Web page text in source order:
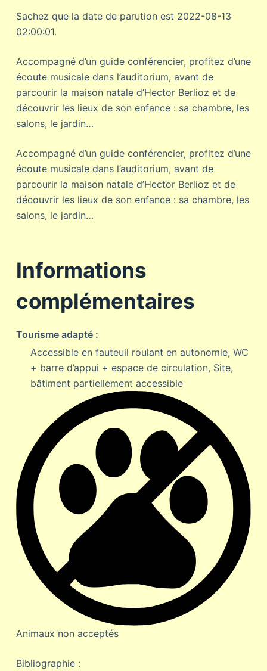
Sachez que la date de parution est 2022-08-13
02:00:01.
Accompagné d’un guide conférencier, profitez d’une
écoute musicale dans l’auditorium, avant de
parcourir la maison natale d’Hector Berlioz et de
découvrir les lieux de son enfance : sa chambre, les
salons, le jardin…
Accompagné d’un guide conférencier, profitez d’une
écoute musicale dans l’auditorium, avant de
parcourir la maison natale d’Hector Berlioz et de
découvrir les lieux de son enfance : sa chambre, les
salons, le jardin…
Informations
complémentaires
Tourisme adapté :
Accessible en fauteuil roulant en autonomie, WC
+ barre d’appui + espace de circulation, Site,
bâtiment partiellement accessible
Animaux non acceptés
Bibliographie :